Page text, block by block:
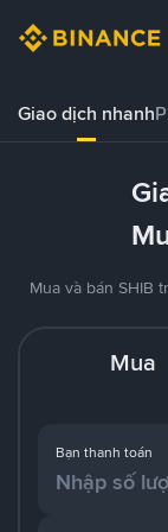
Giao dịch nhanh
Mua và bán SHIB
Mua
Bạn thanh toán